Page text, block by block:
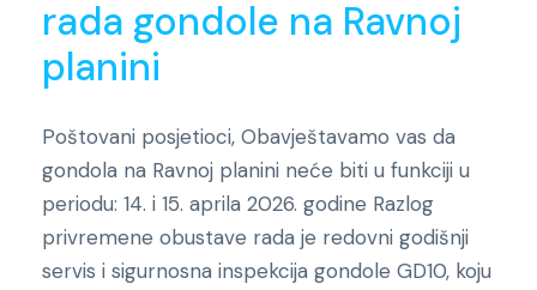
rada gondole na Ravnoj
planini
Poštovani posjetioci, Obavještavamo vas da
gondola na Ravnoj planini neće biti u funkciji u
periodu: 14. i 15. aprila 2026. godine Razlog
privremene obustave rada je redovni godišnji
servis i sigurnosna inspekcija gondole GD10, koju